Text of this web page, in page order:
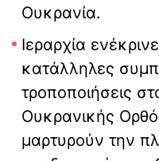
Ουκρανία.
Ιεραρχία
κατάλληλες
τροποποιήσεις
Ουκρανικής
μαρτυρούν την